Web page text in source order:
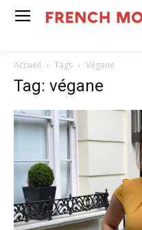
Accueil Tags Végane
Tag: végane